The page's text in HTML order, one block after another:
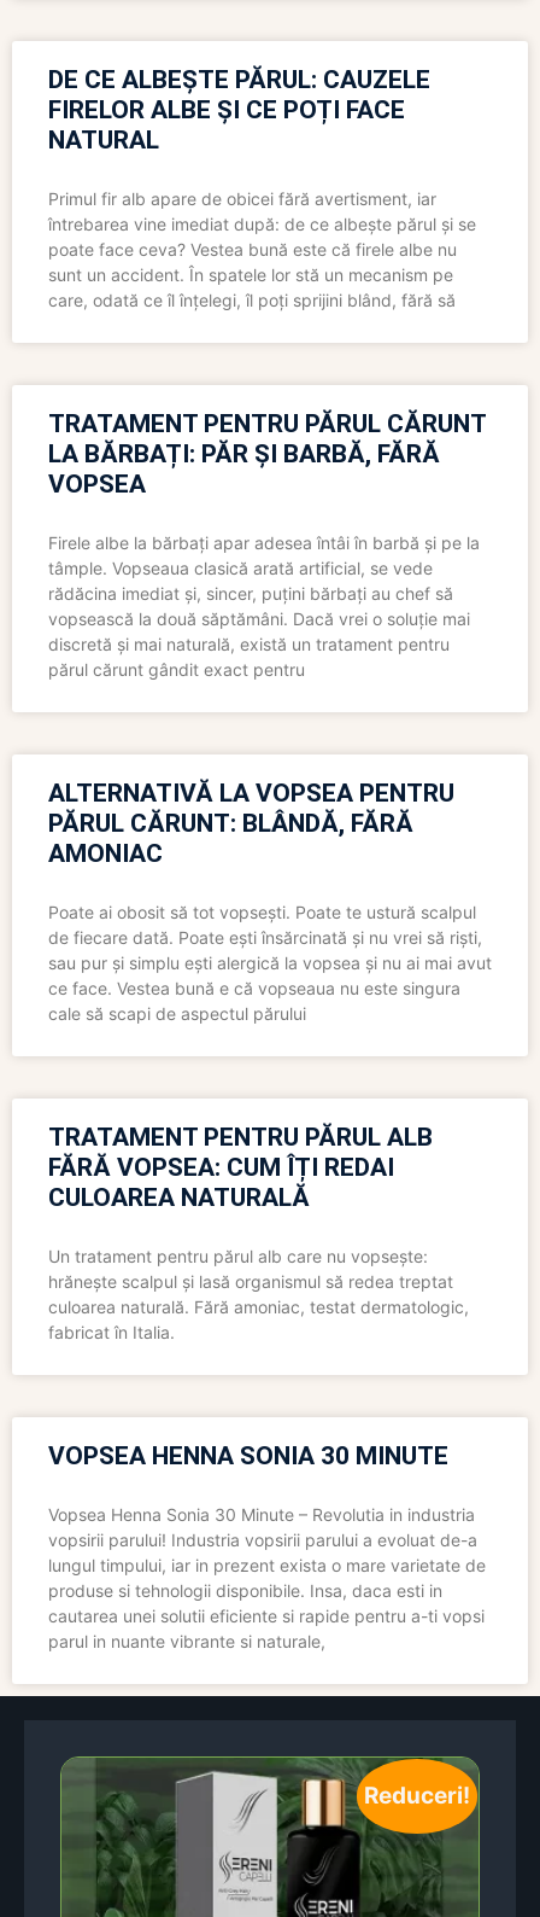
DE CE ALBEȘTE PĂRUL: CAUZELE
FIRELOR ALBE ȘI CE POȚI FACE
NATURAL
Primul fir alb apare de obicei fără avertisment, iar
întrebarea vine imediat după: de ce albește părul și se
poate face ceva? Vestea bună este că firele albe nu
sunt un accident. În spatele lor stă un mecanism pe
care, odată ce îl înțelegi, îl poți sprijini blând, fără să
TRATAMENT PENTRU PĂRUL CĂRUNT
LA BĂRBAȚI: PĂR ȘI BARBĂ, FĂRĂ
VOPSEA
Firele albe la bărbați apar adesea întâi în barbă și pe la
tâmple. Vopseaua clasică arată artificial, se vede
rădăcina imediat și, sincer, puțini bărbați au chef să
vopsească la două săptămâni. Dacă vrei o soluție mai
discretă și mai naturală, există un tratament pentru
părul cărunt gândit exact pentru
ALTERNATIVĂ LA VOPSEA PENTRU
PĂRUL CĂRUNT: BLÂNDĂ, FĂRĂ
AMONIAC
Poate ai obosit să tot vopsești. Poate te ustură scalpul
de fiecare dată. Poate ești însărcinată și nu vrei să riști,
sau pur și simplu ești alergică la vopsea și nu ai mai avut
ce face. Vestea bună e că vopseaua nu este singura
cale să scapi de aspectul părului
TRATAMENT PENTRU PĂRUL ALB
FĂRĂ VOPSEA: CUM ÎȚI REDAI
CULOAREA NATURALĂ
Un tratament pentru părul alb care nu vopsește:
hrănește scalpul și lasă organismul să redea treptat
culoarea naturală. Fără amoniac, testat dermatologic,
fabricat în Italia.
VOPSEA HENNA SONIA 30 MINUTE
Vopsea Henna Sonia 30 Minute – Revolutia in industria
vopsirii parului! Industria vopsirii parului a evoluat de-a
lungul timpului, iar in prezent exista o mare varietate de
produse si tehnologii disponibile. Insa, daca esti in
cautarea unei solutii eficiente si rapide pentru a-ti vopsi
parul in nuante vibrante si naturale,
Reduceri!